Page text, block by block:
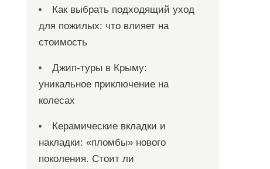
Как выбрать подходящий уход
для пожилых: что влияет на
стоимость
Джип-туры в Крыму:
уникальное приключение на
колесах
Керамические вкладки и
накладки: «пломбы» нового
поколения. Стоит ли